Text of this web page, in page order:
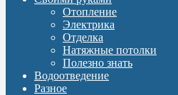
Отопление
Электрика
Отделка
Натяжные потолки
Полезно знать
Водоотведение
Разное